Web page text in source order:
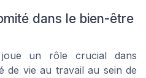
dans le bien-être
un rôle crucial dans
de vie au travail au sein de